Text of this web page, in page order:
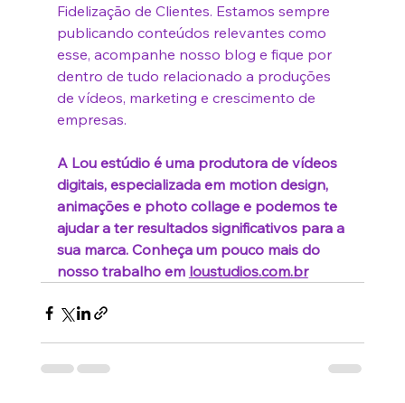
Fidelização de Clientes. Estamos sempre
publicando conteúdos relevantes como
esse, acompanhe nosso blog e fique por
dentro de tudo relacionado a produções
de vídeos, marketing e crescimento de
empresas.
A Lou estúdio é uma produtora de vídeos
digitais, especializada em motion design,
animações e photo collage e podemos te
ajudar a ter resultados significativos para a
sua marca. Conheça um pouco mais do
nosso trabalho em loustudios.com.br